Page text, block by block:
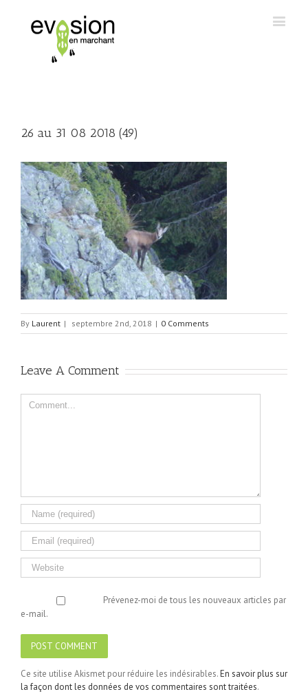
26 au 31 08 2018 (49)
By Laurent | septembre 2nd, 2018 | 0 Comments
Leave A Comment
Comment
Prévenez-moi de tous les nouveaux articles par
e-mail.
Ce site utilise Akismet pour réduire les indésirables.En savoir plus sur
la façon dont les données de vos commentaires sont traitées.